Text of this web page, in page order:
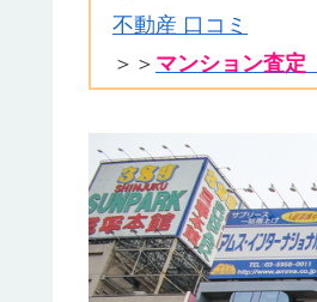
不動産 口コミ
＞＞ マンション査